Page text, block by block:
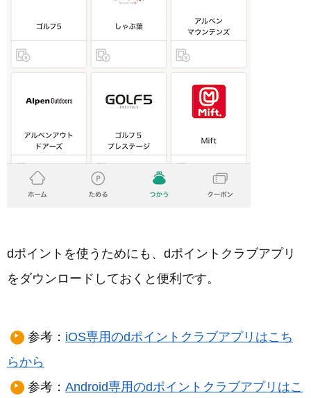
dポイントを使うためにも、dポイントクラブアプリ
をダウンロードしておくと便利です。
参考： iOS専用のdポイントクラブアプリはこち
らから
参考： Android専用のdポイントクラブアプリはこ